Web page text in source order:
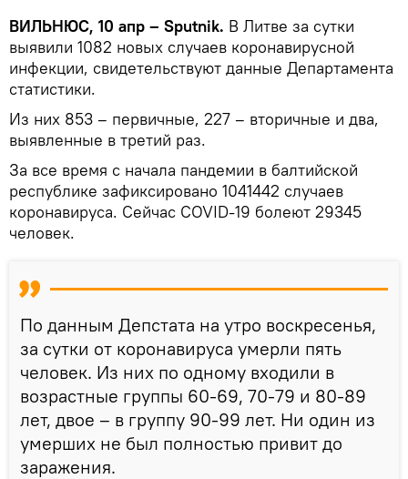
ВИЛЬНЮС, 10 апр – Sputnik. В Литве за сутки
выявили 1082 новых случаев коронавирусной
инфекции, свидетельствуют данные Департамента
статистики.
Из них 853 – первичные, 227 – вторичные и два,
выявленные в третий раз.
За все время с начала пандемии в балтийской
республике зафиксировано 1041442 случаев
коронавируса. Сейчас COVID-19 болеют 29345
человек.
По данным Депстата на утро воскресенья,
за сутки от коронавируса умерли пять
человек. Из них по одному входили в
возрастные группы 60-69, 70-79 и 80-89
лет, двое – в группу 90-99 лет. Ни один из
умерших не был полностью привит до
заражения.